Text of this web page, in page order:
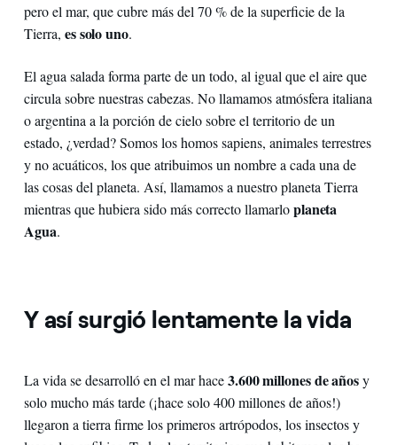
pero el mar, que cubre más del 70 % de la superficie de la
Tierra, es solo uno.
El agua salada forma parte de un todo, al igual que el aire que
circula sobre nuestras cabezas. No llamamos atmósfera italiana
o argentina a la porción de cielo sobre el territorio de un
estado, ¿verdad? Somos los homos sapiens, animales terrestres
y no acuáticos, los que atribuimos un nombre a cada una de
las cosas del planeta. Así, llamamos a nuestro planeta Tierra
mientras que hubiera sido más correcto llamarloplaneta
Agua.
Y así surgió lentamente la vida
La vida se desarrolló en el mar hace3.600 millones de añosy
solo mucho más tarde (¡hace solo 400 millones de años!)
llegaron a tierra firme los primeros artrópodos, los insectos y